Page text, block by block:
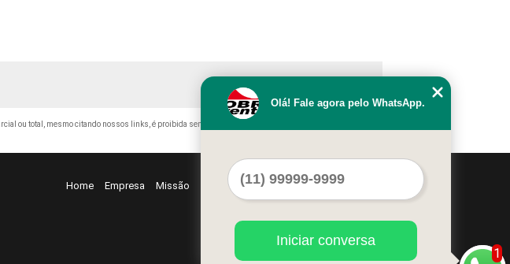
ou total, mesmo citando nossos links, é proibida sem a autorização do autor. Crime de violação de direito
Home Empresa Missão Serviços Contato Mapa do site
1
Olá! Fale agora pelo WhatsApp.
Iniciar conversa